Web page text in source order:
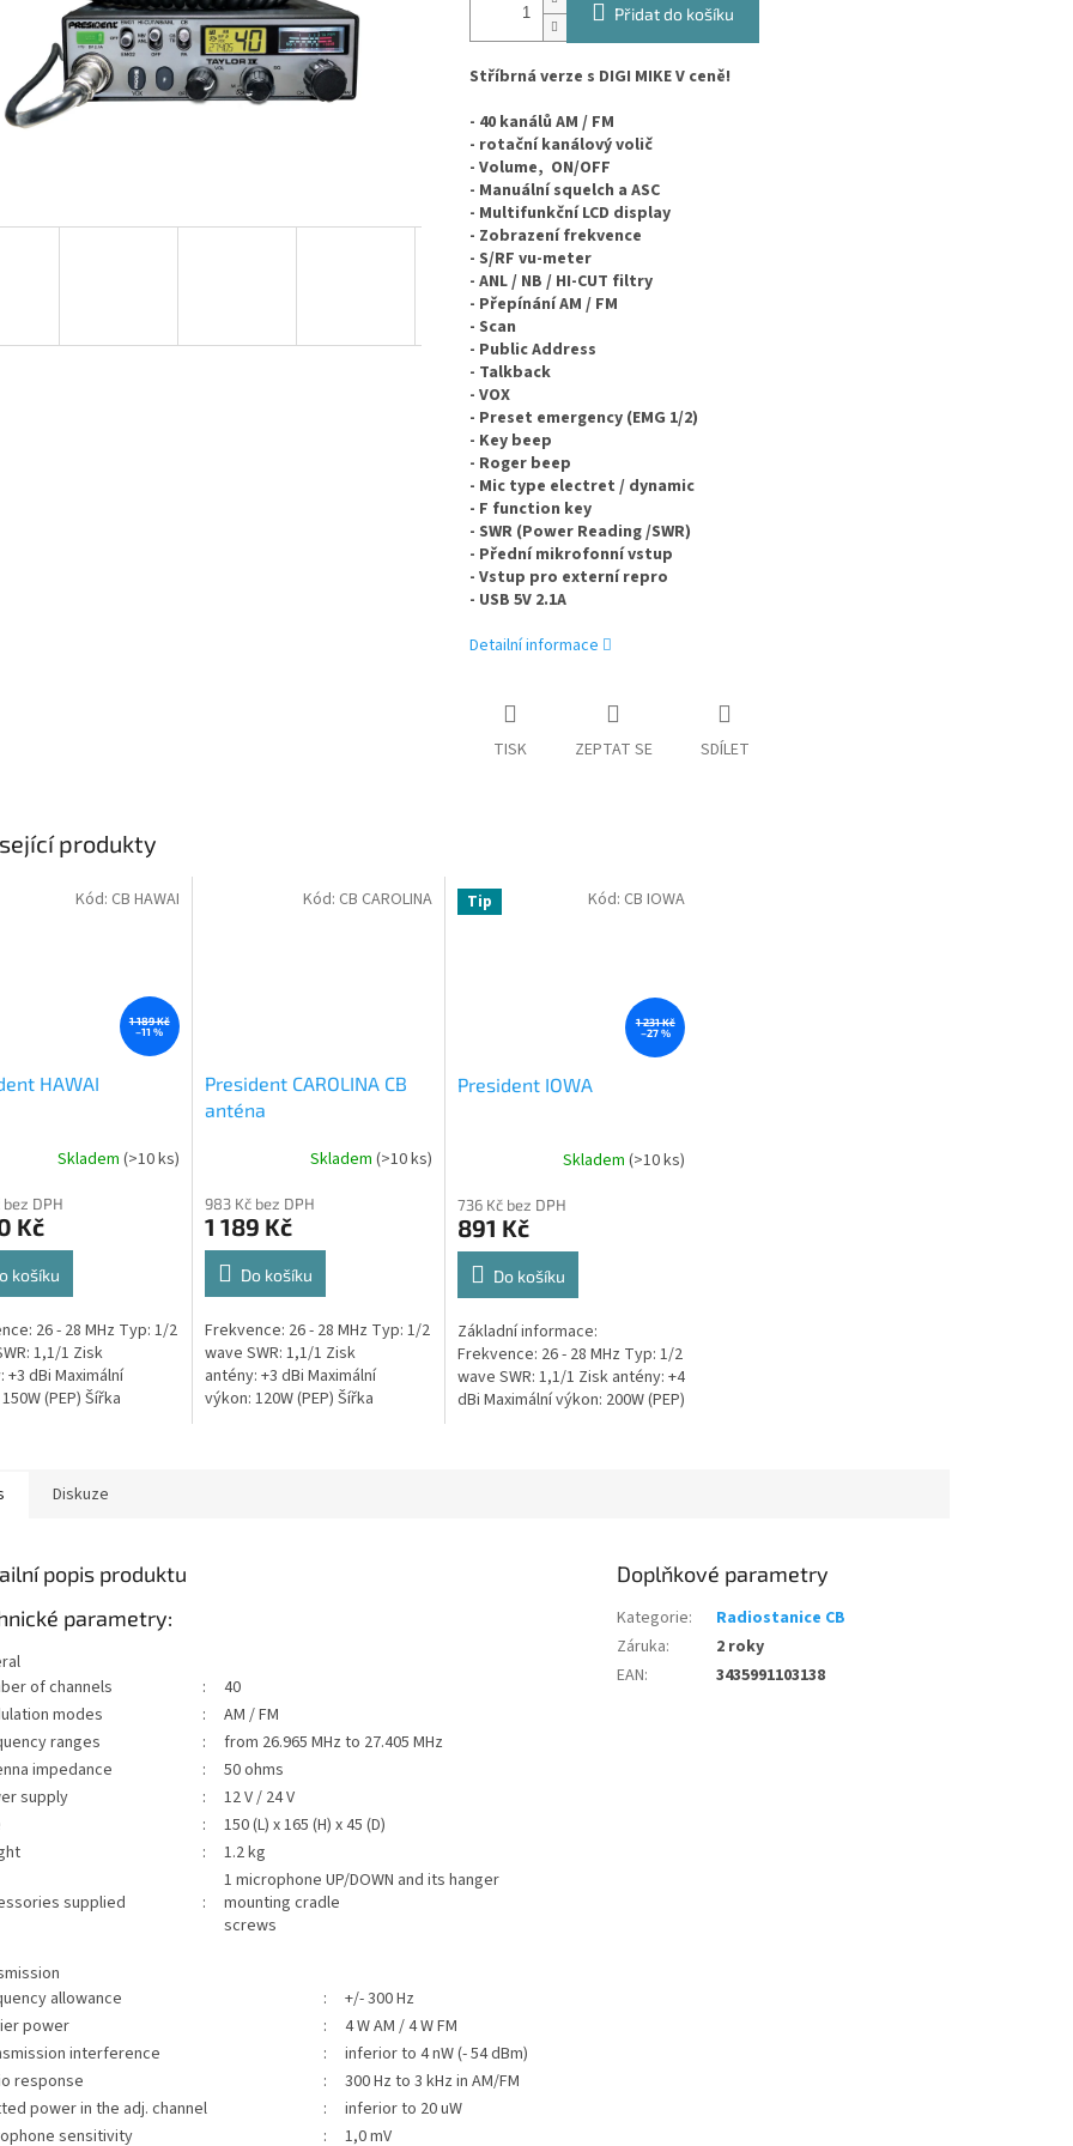
Přidat do košíku
Stříbrná verze s DIGI MIKE V ceně!
- 40 kanálů AM / FM
- rotační kanálový volič
- Volume, ON/OFF
- Manuální squelch a ASC
- Multifunkční LCD display
- Zobrazení frekvence
- S/RF vu-meter
- ANL / NB / HI-CUT filtry
- Přepínání AM / FM
- Scan
- Public Address
- Talkback
- VOX
- Preset emergency (EMG 1/2)
- Key beep
- Roger beep
- Mic type electret / dynamic
- F function key
- SWR (Power Reading /SWR)
- Přední mikrofonní vstup
- Vstup pro externí repro
- USB 5V 2.1A
Detailní informace
TISK ZEPTAT SE SDÍLET
produkty
1 189 Kč
–11 %
HAWAI
Skladem (>10 ks)
DPH
Kč
košíku
26 - 28 MHz Typ: 1/2
1,1/1 Zisk
+3 dBi Maximální
(PEP) Šířka
Kód: CB HAWAI
President CAROLINA CB
anténa
Skladem (>10 ks)
983 Kč bez DPH
1 189 Kč
Do košíku
Frekvence: 26 - 28 MHz Typ: 1/2
wave SWR: 1,1/1 Zisk
antény: +3 dBi Maximální
výkon: 120W (PEP) Šířka
Kód: CB CAROLINA Tip
1 231 Kč
–27 %
President IOWA
produktu
je
4,0
5
hvězdiček.
Skladem(>10 ks)
736 Kč bez DPH
891 Kč
Do košíku
Základní informace:
Frekvence: 26 - 28 MHz Typ: 1/2
wave SWR: 1,1/1 Zisk antény: +4
dBi Maximální výkon: 200W (PEP)
Kód: CB IOWA
Diskuze
popis produktu
parametry:
of channels
:
40
modes
:
AM / FM
ranges
:
from 26.965 MHz to 27.405 MHz
impedance
:
50 ohms
supply
:
12 V / 24 V
:
150 (L) x 165 (H) x 45 (D)
: 1.2 kg
supplied :
1 microphone UP/DOWN and its hanger
mounting cradle
screws
allowance
:
+/- 300 Hz
power
:
4 W AM / 4 W FM
interference
:
inferior to 4 nW (- 54 dBm)
response
:
300 Hz to 3 kHz in AM/FM
power in the adj. channel
:
inferior to 20 uW
sensitivity
: 1,0 mV
Doplňkové parametry
Kategorie:
Radiostanice CB
Záruka:
2 roky
EAN: 3435991103138